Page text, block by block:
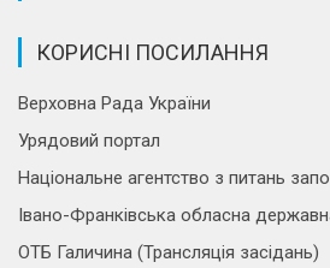
КОРИСНІ ПОСИЛАННЯ
Верховна Рада України
Урядовий портал
Національне агентство з питань
Івано-Франківська обласна
ОТБ Галичина (Трансляція засідань)